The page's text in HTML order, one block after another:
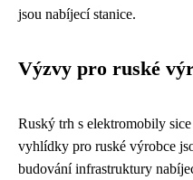
jsou nabíjecí stanice.
Výzvy pro ruské
Ruský trh s elektromobily
vyhlídky pro ruské výrobce
budování infrastruktury